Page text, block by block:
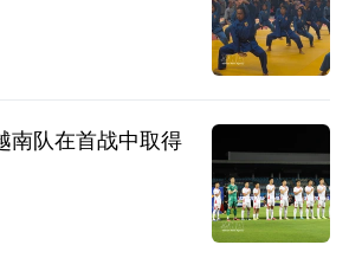
南队在首战中取得